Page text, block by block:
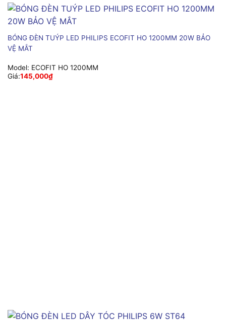
BÓNG ĐÈN TUÝP LED PHILIPS ECOFIT HO 1200MM 20W BẢO
VỆ MẮT
Model: ECOFIT HO 1200MM
Giá:145,000₫